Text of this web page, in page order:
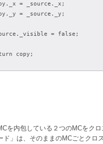
= _source._x;
= _source._y;
= false;
copy;
を内包している２つのMCをク
ド」は、そのままのMCごとクロ